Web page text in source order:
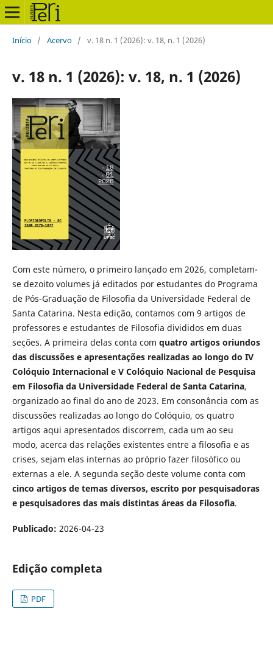
Início / Acervo / v. 18 n. 1 (2026): v. 18, n. 1 (2026)
v. 18 n. 1 (2026): v. 18, n. 1 (2026)
Com este número, o primeiro lançado em 2026, completam-
se dezoito volumes já editados por estudantes do Programa
de Pós-Graduação de Filosofia da Universidade Federal de
Santa Catarina. Nesta edição, contamos com 9 artigos de
professores e estudantes de Filosofia divididos em duas
seções. A primeira delas conta com quatro artigos oriundos
das discussões e apresentações realizadas ao longo do IV
Colóquio Internacional e V Colóquio Nacional de Pesquisa
em Filosofia da Universidade Federal de Santa Catarina,
organizado ao final do ano de 2023. Em consonância com as
discussões realizadas ao longo do Colóquio, os quatro
artigos aqui apresentados discorrem, cada um ao seu
modo, acerca das relações existentes entre a filosofia e as
crises, sejam elas internas ao próprio fazer filosófico ou
externas a ele. A segunda seção deste volume conta com
cinco artigos de temas diversos, escrito por pesquisadoras
e pesquisadores das mais distintas áreas da Filosofia.
Publicado: 2026-04-23
Edição completa
PDF